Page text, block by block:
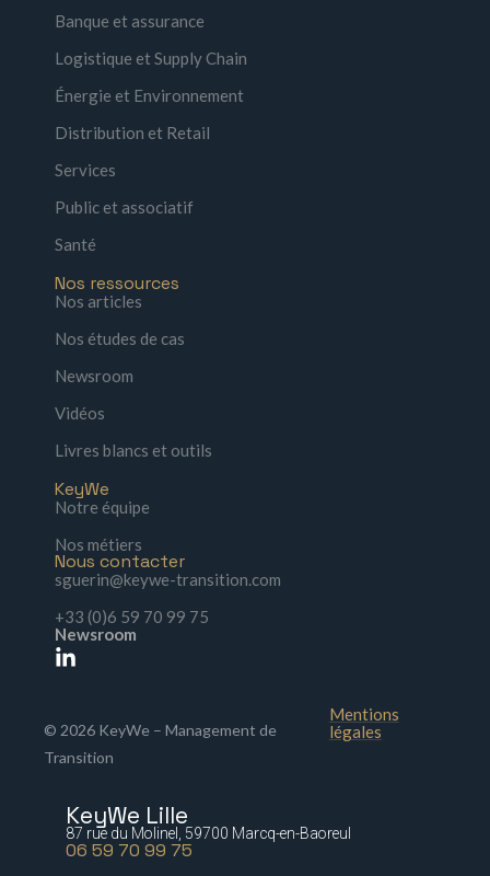
Banque et assurance
Logistique et Supply Chain
Énergie et Environnement
Distribution et Retail
Services
Public et associatif
Santé
Nos ressources
Nos articles
Nos études de cas
Newsroom
Vidéos
Livres blancs et outils
KeyWe
Notre équipe
Nos métiers
Nous contacter
sguerin@keywe-transition.com
+33 (0)6 59 70 99 75
Newsroom
© 2026 KeyWe – Management de
Transition
Mentions
légales
KeyWe Lille
87 rue du Molinel, 59700 Marcq-en-Baoreul
06 59 70 99 75